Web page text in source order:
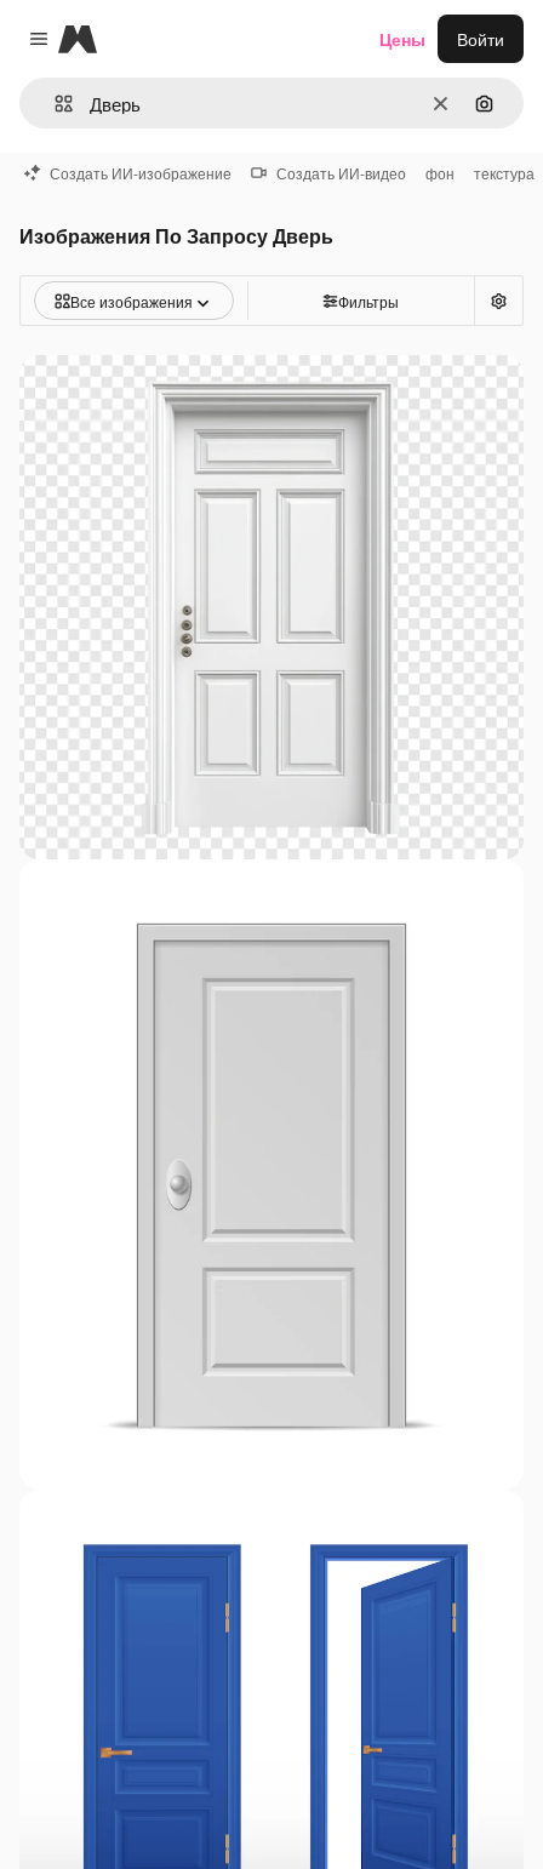
Close menu
Magnific
ОчиститьПоиск
Цены Войти
Создать ИИ-изображение Создать ИИ-видео фон текстура
Изображения По Запросу Дверь
Все изображения Фильтры